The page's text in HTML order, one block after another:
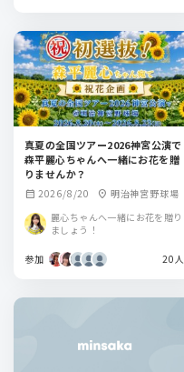
真夏の全国ツアー2026神宮公演で
森平麗心ちゃんへ一緒にお花を贈
りませんか？
calendar_month 2026/8/20 location_on 明治神宮野球場
麗心ちゃんへ一緒にお花を贈り
ましょう！
参加 20人